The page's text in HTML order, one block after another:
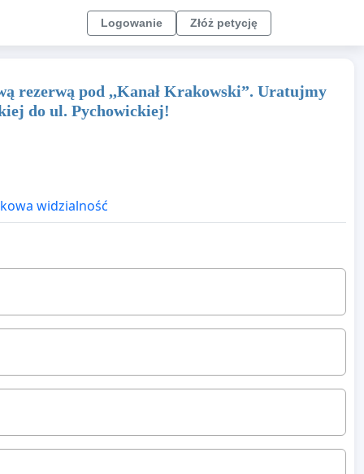
Logowanie Złóż petycję
rezerwą pod ,,Kanał Krakowski”. Uratujmy
do ul. Pychowickiej!
widzialność